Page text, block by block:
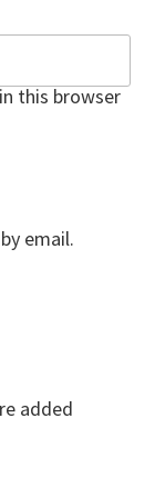
this browser
email.
added